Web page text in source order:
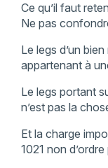
Ce qu’il faut
Ne pas
Le legs d’un
appartenant à
Le legs portant
n’est pas la
Et la charge
1021 non